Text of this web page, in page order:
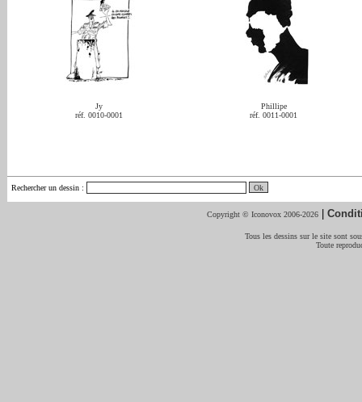
Jy
réf. 0010-0001
Phillipe
réf. 0011-0001
Rechercher un dessin :
Copyright © Iconovox 2006-2026 |
Tous les dessins sur le site sont
Toute